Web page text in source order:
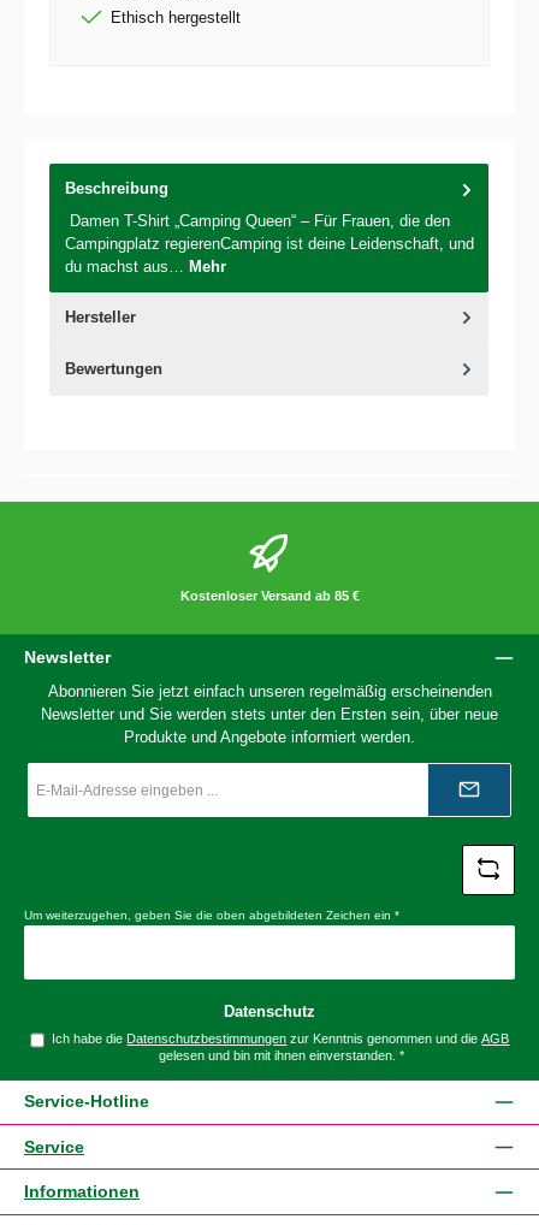
Ethisch hergestellt
Beschreibung
Damen T-Shirt „Camping Queen“ – Für Frauen, die den
Campingplatz regierenCamping ist deine Leidenschaft, und
du machst aus… Mehr
Hersteller
Bewertungen
Kostenloser Versand ab 85 €
Newsletter
Abonnieren Sie jetzt einfach unseren regelmäßig erscheinenden
Newsletter und Sie werden stets unter den Ersten sein, über neue
Produkte und Angebote informiert werden.
Mail-
*
Um weiterzugehen, geben Sie die oben abgebildeten Zeichen ein *
Datenschutz
Ich habe dieDatenschutzbestimmungen zur Kenntnis genommen und dieAGB
gelesen und bin mit ihnen einverstanden. *
Service-Hotline
Service
Informationen